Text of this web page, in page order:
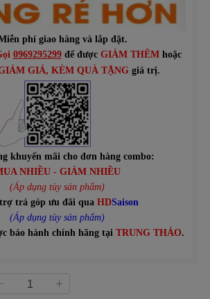
phí giao hàng và lắp đặt.
0969295299để được GIẢM THÊMhoặc
GIÁ, KÈM QUÀ TẶNGgiá trị.
khuyến mãi cho đơn hàng combo:
NHIỀU - GIẢM NHIỀU
(Áp dụng tùy sản phẩm)
trả góp ưu đãi qua HDSaison
(Áp dụng tùy sản phẩm)
bảo hành chính hãng tại TRUNG THẢO.